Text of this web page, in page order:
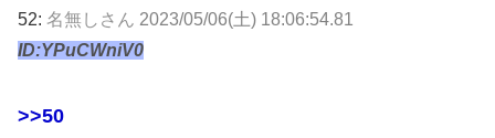
52: 名無しさん 2023/05/06(土) 18:06:54.81
ID:YPuCWniV0
>>50